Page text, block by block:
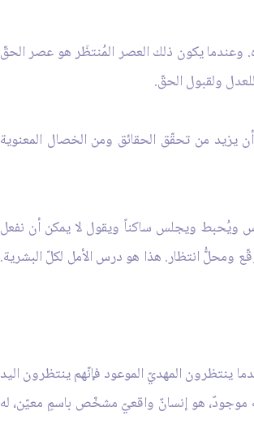
وعندما يكون ذلك العصر المُنتظَر هو عصر الحقّ
ولقبول الحقّ.
يزيد من تحقّق الحقائق ومن الخصال المعنوية
ويُحبط ويجلس ساكناً ويقول لا يمكن أن نفعل
ومحلُّ انتظار. هذا هو درس الأمل لكلّ البشرية.
ينتظرون المهديّ الموعود فإنّهم ينتظرون اليد
موجودٌ، هو إنسانٌ واقعيّ مشخّص باسمٍ معيّن، له